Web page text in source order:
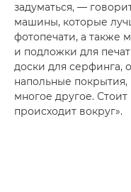
задуматься, —
машины, которые
фотопечати, а также
и подложки для
доски для серфинга,
напольные покрытия,
многое другое.
происходит вокруг».